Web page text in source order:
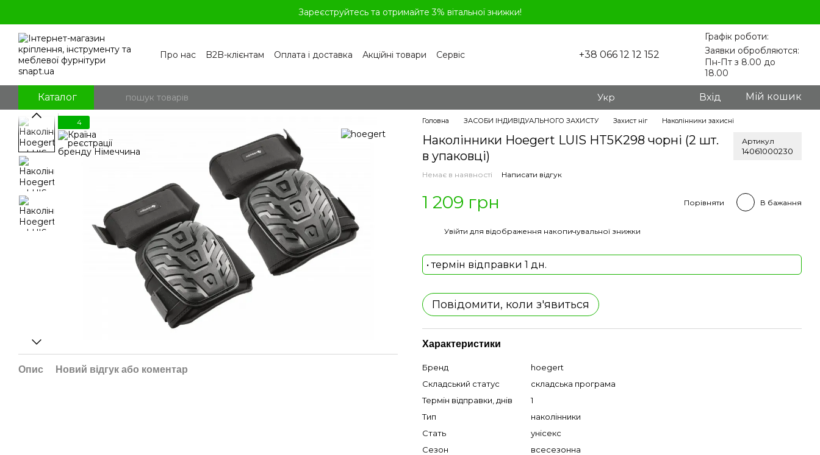
Зареєструйтесь та отримайте 3% вітальної знижки!
Про нас B2B-клієнтам Оплата і доставка Акційні товари
Сервіс
Блог
+38 066 12 12 152
Графік роботи:
Заявки обробляются:
Пн-Пт з 8.00 до
18.00
Каталог Укр Вхід Мій кошик
4
Опис Новий відгук або коментар
Головна ЗАСОБИ ІНДИВІДУАЛЬНОГО ЗАХИСТУ Захист ніг Наколінники захисні
Наколінники Hoegert LUIS HT5K298 чорні (2 шт.
в упаковці)
Артикул
14061000230
Немає в наявності Написати відгук
1 209 грн Порівняти В бажання
Увійти для відображення накопичувальної знижки
• термін відправки 1 дн.
Повідомити, коли з'явиться
Характеристики
Бренд
hoegert
Складський статус
складська програма
Термін відправки, днів
1
Тип
наколінники
Стать
унісекс
Сезон
всесезонна